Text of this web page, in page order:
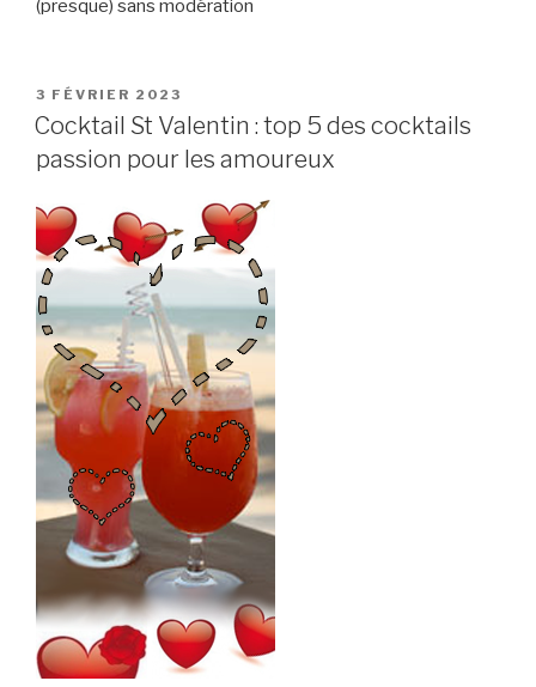
(presque) sans modération
PUBLIÉ
LE
3 FÉVRIER 2023
Cocktail St Valentin : top 5 des cocktails
passion pour les amoureux